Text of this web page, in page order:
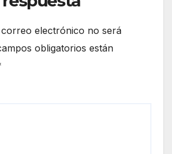
electrónico no será
obligatorios están